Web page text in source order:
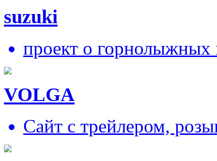
suzuki
проект о горнолыжных
VOLGA
Сайт с трейлером,